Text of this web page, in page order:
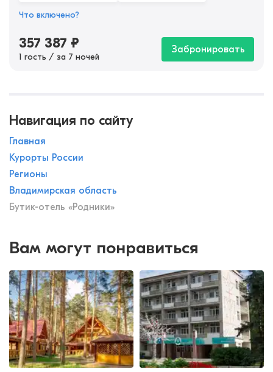
Что включено?
357 387 ₽
1 гость / за 7 ночей
Забронировать
Навигация по сайту
Главная
Курорты России
Регионы
Владимирская область
Бутик-отель «Родники»
Вам могут понравиться